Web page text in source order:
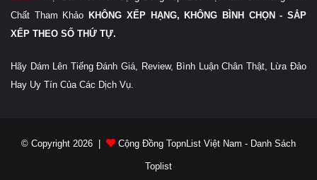
Chất Tham Khảo KHÔNG XẾP HẠNG, KHÔNG BÌNH CHỌN - SẮP
XẾP THEO SỐ THỨ TỰ.
Hãy Dám Lên Tiếng Đánh Giá, Review, Bình Luận Chân Thật, Lừa Đảo
Hay Uy Tín Của Các Dịch Vụ.
© Copyright 2026 | Cộng Đồng TopnList Việt Nam - Danh Sách
Toplist